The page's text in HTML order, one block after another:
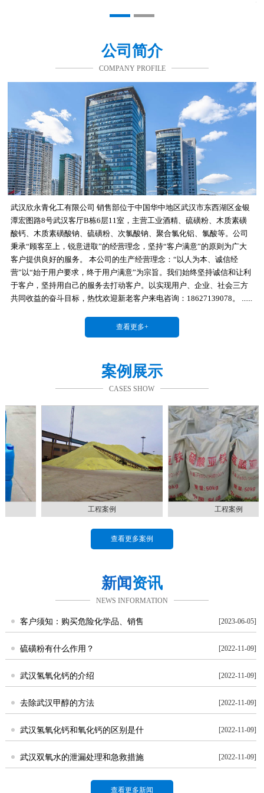
公司简介
COMPANY PROFILE
武汉欣永青化工有限公司 销售部位于中国华中地区武汉市东西湖区金银
潭宏图路8号武汉客厅B栋6层11室，主营工业酒精、硫磺粉、木质素磺
酸钙、木质素磺酸钠、硫磺粉、次氯酸钠、聚合氯化铝、氯酸等。公司
秉承“顾客至上，锐意进取”的经营理念，坚持“客户满意”的原则为广大
客户提供良好的服务。 本公司的生产经营理念：“以人为本、诚信经
营”以“始于用户要求，终于用户满意”为宗旨。我们始终坚持诚信和让利
于客户，坚持用自己的服务去打动客户。以实现用户、企业、社会三方
共同收益的奋斗目标，热忱欢迎新老客户来电咨询：18627139078。 ......
查看更多+
案例展示
CASES SHOW
工程案例 工程案例
查看更多案例
新闻资讯
NEWS INFORMATION
客户须知：购买危险化学品、销售 [2023-06-05]
硫磺粉有什么作用？ [2022-11-09]
武汉氢氧化钙的介绍 [2022-11-09]
去除武汉甲醇的方法 [2022-11-09]
武汉氢氧化钙和氧化钙的区别是什 [2022-11-09]
武汉双氧水的泄漏处理和急救措施 [2022-11-09]
查看更多新闻